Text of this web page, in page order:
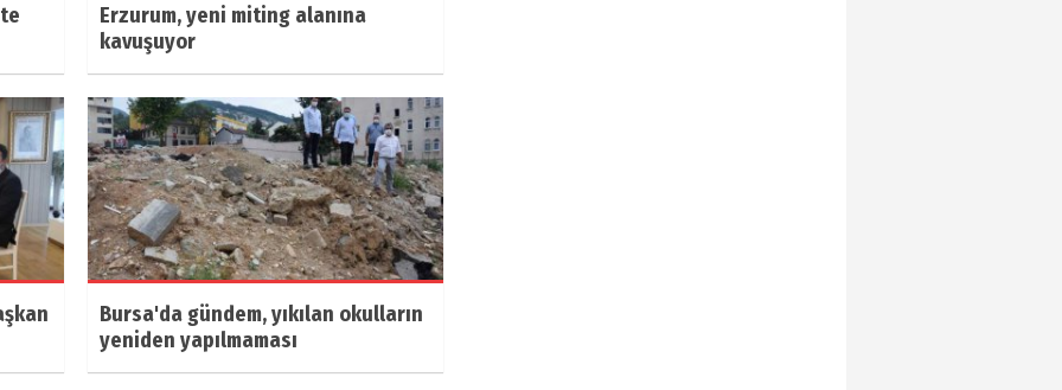
Erzurum, yeni miting alanına
kavuşuyor
Bursa'da gündem, yıkılan okulların
yeniden yapılmaması